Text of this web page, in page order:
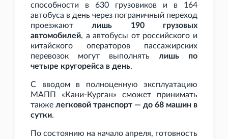
способности в 630 грузовиков и в 164
автобуса в день через пограничный переход
проезжаютлишь 190 грузовых
автомобилей, а автобусы от российского и
китайского операторов пассажирских
перевозок могут выполнять лишь по
четыре кругорейса в день.
С вводом в полноценную эксплуатацию
МАПП «Кани-Курган» сможет принимать
также легковой транспорт — до 68 машин в
сутки.
По состоянию на начало апреля, готовность